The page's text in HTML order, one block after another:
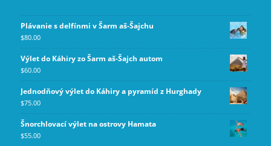
Plávanie s delfínmi v Šarm aš-Šajchu
$80.00
Výlet do Káhiry zo Šarm aš-Šajch autom
$60.00
Jednodňový výlet do Káhiry a pyramíd z Hurghady
$75.00
Šnorchlovací výlet na ostrovy Hamata
$55.00